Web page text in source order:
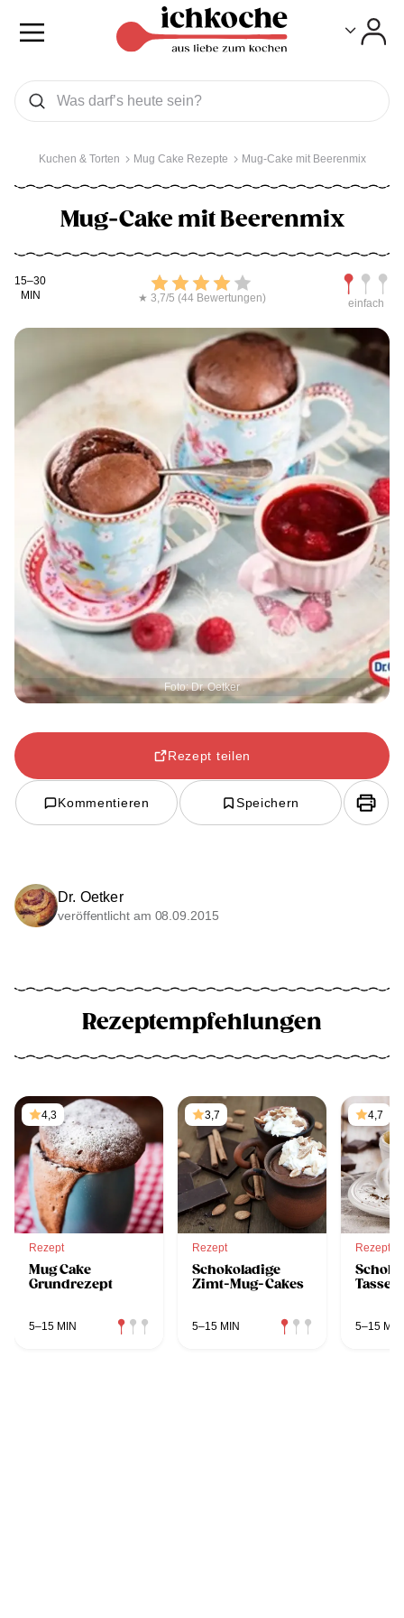
Was wollen Sie suchen
Suchen
Kuchen & Torten Mug Cake Rezepte Mug-Cake mit Beerenmix
Mug-Cake mit Beerenmix
Kochdauer
15–30
MIN
Bewerten
★ 3,7/5 (44 Bewertungen) einfach
Foto: Dr. Oetker
Rezept teilen
Kommentieren Speichern
Dr. Oetker
veröffentlicht am 08.09.2015
Rezeptempfehlungen
4,3
Rezept
Mug Cake
Grundrezept
5–15 MIN
3,7
Rezept
Schokoladige
Zimt-Mug-Cakes
5–15 MIN
4,7
Rezept
5–15 MIN